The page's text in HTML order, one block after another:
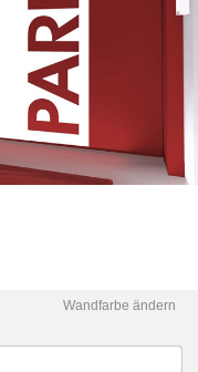
Wandfarbe ändern